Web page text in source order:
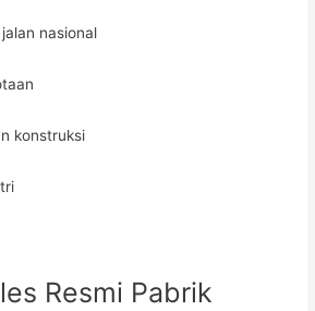
nasional
konstruksi
Resmi Pabrik